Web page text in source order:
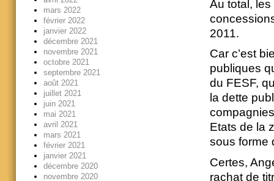
Au total,
2011.
Car c’est
publiques
du FESF,
la dette
Etats de la
sous forme
Certes,
rachat de
mars 2022
février 2022
janvier 2022
décembre 2021
novembre 2021
octobre 2021
septembre 2021
août 2021
juillet 2021
juin 2021
mai 2021
avril 2021
mars 2021
février 2021
janvier 2021
décembre 2020
novembre 2020